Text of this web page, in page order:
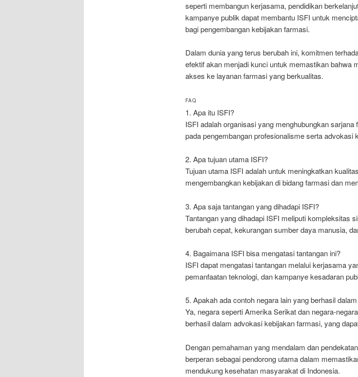
seperti membangun kerjasama, pendidikan
kampanye publik dapat membantu ISFI untuk
bagi pengembangan kebijakan farmasi.
Dalam dunia yang terus berubah ini, komitmen
efektif akan menjadi kunci untuk memastikan bahwa
akses ke layanan farmasi yang berkualitas.
FAQ
1. Apa itu ISFI?
ISFI adalah organisasi yang menghubungkan
pada pengembangan profesionalisme serta advokasi
2. Apa tujuan utama ISFI?
Tujuan utama ISFI adalah untuk meningkatkan
mengembangkan kebijakan di bidang farmasi dan
3. Apa saja tantangan yang dihadapi ISFI?
Tantangan yang dihadapi ISFI meliputi kompleksitas
berubah cepat, kekurangan sumber daya manusia,
4. Bagaimana ISFI bisa mengatasi tantangan ini?
ISFI dapat mengatasi tantangan melalui kerjasama
pemanfaatan teknologi, dan kampanye kesadaran
5. Apakah ada contoh negara lain yang berhasil
Ya, negara seperti Amerika Serikat dan negara-
berhasil dalam advokasi kebijakan farmasi, yang
Dengan pemahaman yang mendalam dan
berperan sebagai pendorong utama dalam
mendukung kesehatan masyarakat di Indonesia.